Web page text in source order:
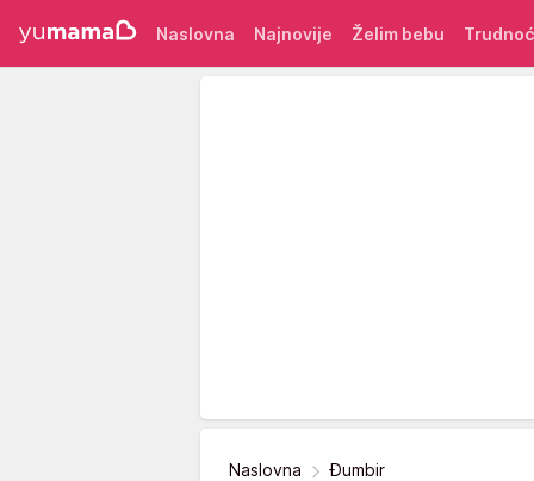
Naslovna Najnovije Želim bebu
Naslovna Đumbir